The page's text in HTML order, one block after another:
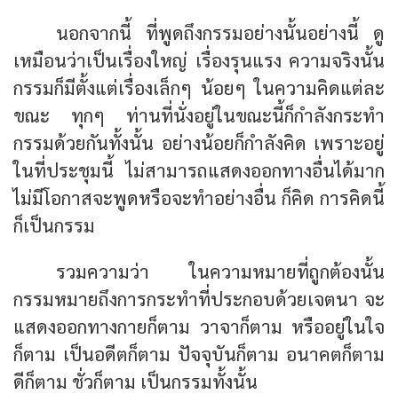
นอกจากนี้ ที่พูดถึงกรรมอย่างนั้นอย่างนี้ ดู
เหมือนว่าเป็นเรื่องใหญ่ เรื่องรุนแรง ความจริงนั้น
กรรมก็มีตั้งแต่เรื่องเล็กๆ น้อยๆ ในความคิดแต่ละ
ขณะ ทุกๆ ท่านที่นั่งอยู่ในขณะนี้ก็กำลังกระทำ
กรรมด้วยกันทั้งนั้น อย่างน้อยก็กำลังคิด เพราะอยู่
ในที่ประชุมนี้ ไม่สามารถแสดงออกทางอื่นได้มาก
ไม่มีโอกาสจะพูดหรือจะทำอย่างอื่น ก็คิด การคิดนี้
ก็เป็นกรรม
รวมความว่า ในความหมายที่ถูกต้องนั้น
กรรมหมายถึงการกระทำที่ประกอบด้วยเจตนา จะ
แสดงออกทางกายก็ตาม วาจาก็ตาม หรืออยู่ในใจ
ก็ตาม เป็นอดีตก็ตาม ปัจจุบันก็ตาม อนาคตก็ตาม
ดีก็ตาม ชั่วก็ตาม เป็นกรรมทั้งนั้น